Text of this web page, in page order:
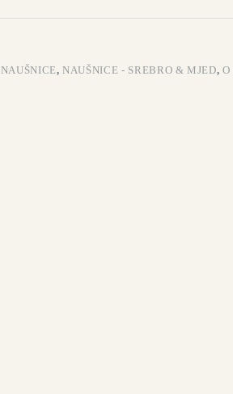
NAUŠNICE,NAUŠNICE - SREBRO & MJED,O